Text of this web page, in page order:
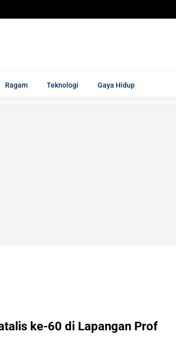
Ragam Teknologi Gaya Hidup
ke-60 di Lapangan Prof